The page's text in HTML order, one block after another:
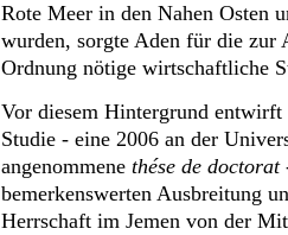
Rote Meer in den Nahen Osten
wurden, sorgte Aden für die zur
Ordnung nötige wirtschaftliche
Vor diesem Hintergrund
Studie - eine 2006 an der
angenommene thése de doctorat
bemerkenswerten Ausbreitung
Herrschaft im Jemen von der